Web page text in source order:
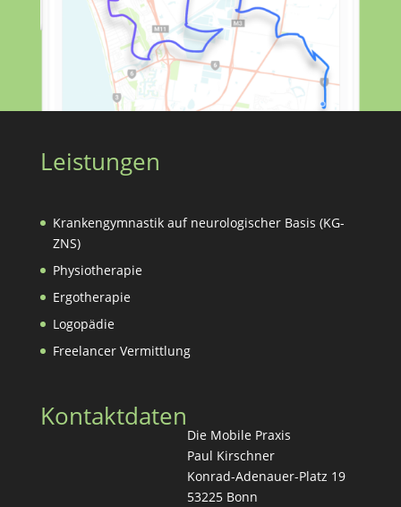
Leistungen
Krankengymnastik auf neurologischer Basis (KG-
ZNS)
Physiotherapie
Ergotherapie
Logopädie
Freelancer Vermittlung
Kontaktdaten
Die Mobile Praxis
Paul Kirschner
Konrad-Adenauer-Platz 19
53225 Bonn